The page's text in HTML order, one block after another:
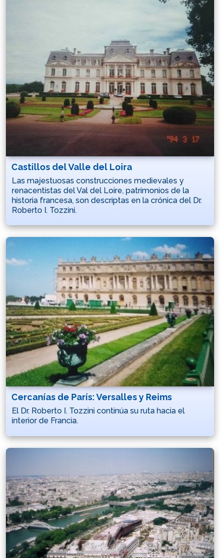
Castillos del Valle del Loira
Las majestuosas construcciones medievales y
renacentistas del Val del Loire, patrimonios de la
historia francesa, son descriptas en la crónica del Dr.
Roberto I. Tozzini.
Cercanías de París: Versalles y Reims
El Dr. Roberto I. Tozzini continúa su ruta hacia el
interior de Francia.